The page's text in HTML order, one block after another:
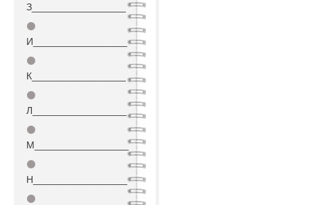
З_________________
⚫
И_________________
⚫
К_________________
⚫
Л_________________
⚫
М_________________
⚫
Н_________________
⚫